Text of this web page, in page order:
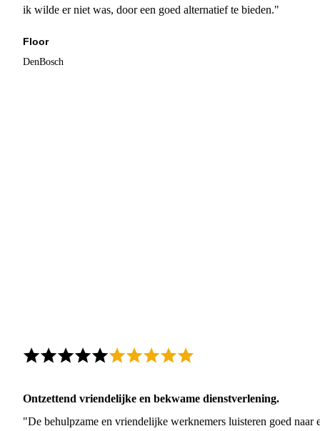
ik wilde er niet was, door een goed alternatief te bieden."
Floor
DenBosch
Ontzettend vriendelijke en bekwame dienstverlening.
"De behulpzame en vriendelijke werknemers luisteren goed naar